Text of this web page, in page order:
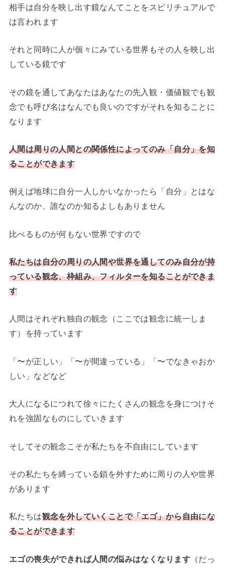
相手は自分を映し出す鏡なんてことをスピリチュアルで
は言われます
それと同時に人が個々にみている世界もその人を映し出
している鏡です
その鏡を通してあなたはあなたの先入観・価値観でも観
念でも呼び名はなんでも良いのですがそれを知ることに
なります
人間は周りの人間との関係性によってのみ「自分」を知
ることができます
例えば地球に自分一人しかいなかったら「自分」とはな
んなのか、誰なのか知るよしもありません
比べるものが何もない世界ですので
私たちは自分の周りの人間や世界を通してのみ自分が持
っている観念、枠組み、フィルターを知ることができま
す
人間はそれぞれ独自の観念（ここでは観念に統一しま
す）を持っています
「〜が正しい」「〜が間違っている」「〜でなきゃおか
しい」などなど
大人になるにつれて徐々にたくさんの観念を身につけそ
れを強固なものにしていきます
そしてその観念こそが私たちを不自由にしています
その私たちを縛っている鎖を外すために周りの人や世界
があります
私たちは観念を外していくことで「エゴ」から自由にな
ることができます
エゴの喪失ができれば人間の悩みはなくなります（だっ